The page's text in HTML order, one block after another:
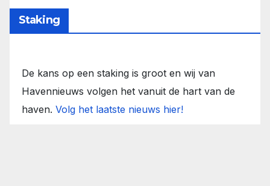
Staking
De kans op een staking is groot en wij van
Havennieuws volgen het vanuit de hart van de
haven. Volg het laatste nieuws hier!